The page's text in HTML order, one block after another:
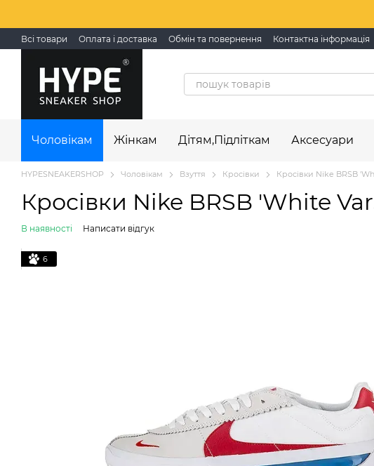
Всі товари Оплата і доставка Обмін та повернення Контактна інформація
Чоловікам Жінкам Дітям,Підліткам Аксесуари
HYPESNEAKERSHOP Чоловікам Взуття Кросівки Кросівки Nike BRSB
Кросівки Nike BRSB 'White
В наявності Написати відгук
6